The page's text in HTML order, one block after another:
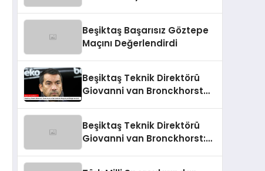
Beşiktaş Başarısız Göztepe
Maçını Değerlendirdi
Beşiktaş Teknik Direktörü
Giovanni van Bronckhorst
Beşiktaş Teknik Direktörü
Giovanni van Bronckhorst: